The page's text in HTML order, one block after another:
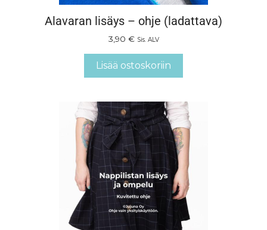
Alavaran lisäys – ohje (ladattava)
3,90 € Sis. ALV
Lisää ostoskoriin